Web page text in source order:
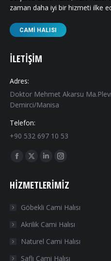
zaman daha iyi bir hizmeti ilke
CAMI HALISI
İLETIŞIM
Adres:
Doktor Mehmet Akarsu
Demirci/Manisa
Telefon:
+90 532 697 10 53
Find us on:
Facebook
opens
new
window
X
opens
new
window
Linkedin
opens
new
window
Instagram
opens
new
window
HIZMETLERIMIZ
Göbekli Cami Halısı
Akrilik Cami Halısı
Naturel Cami Halısı
Saflı Cami Halısı